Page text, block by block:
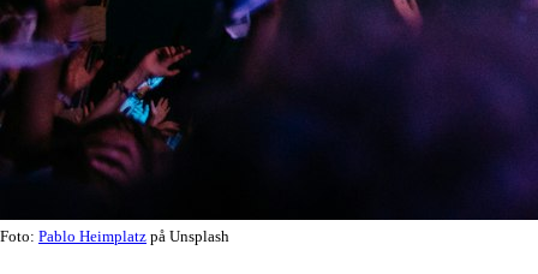
Foto: Pablo Heimplatz på Unsplash